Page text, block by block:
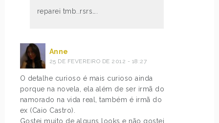
reparei tmb..rsrs….
Anne
25 DE FEVEREIRO DE 2012 - 18:27
O detalhe curioso é mais curioso ainda
porque na novela, ela além de ser irmã do
namorado na vida real, também é irmã do
ex (Caio Castro).
Gostei muito de alguns looks e não gostei